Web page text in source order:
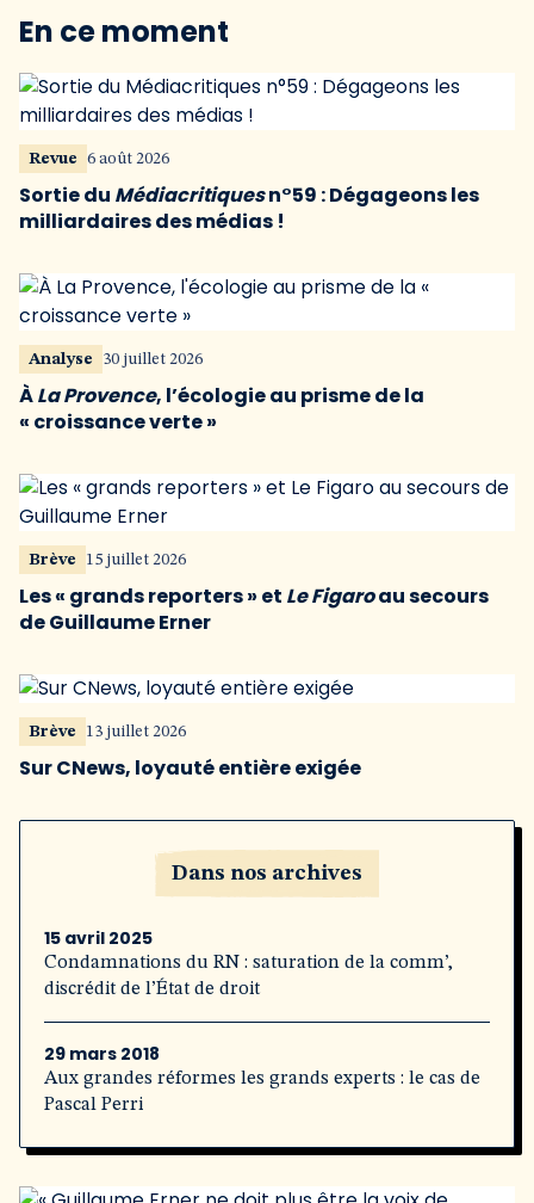
En ce moment
Revue 6 août 2026
Sortie du Médiacritiquesn°59 : Dégageons les
milliardaires des médias !
Analyse 30 juillet 2026
ÀLa Provence, l’écologie au prisme de la
« croissance verte »
Brève 15 juillet 2026
Les « grands reporters » et Le Figaroau secours
de Guillaume Erner
Brève 13 juillet 2026
Sur CNews, loyauté entière exigée
Dans nos archives
15 avril 2025
Condamnations du RN : saturation de la comm’,
discrédit de l’État de droit
29 mars 2018
Aux grandes réformes les grands experts : le cas de
Pascal Perri